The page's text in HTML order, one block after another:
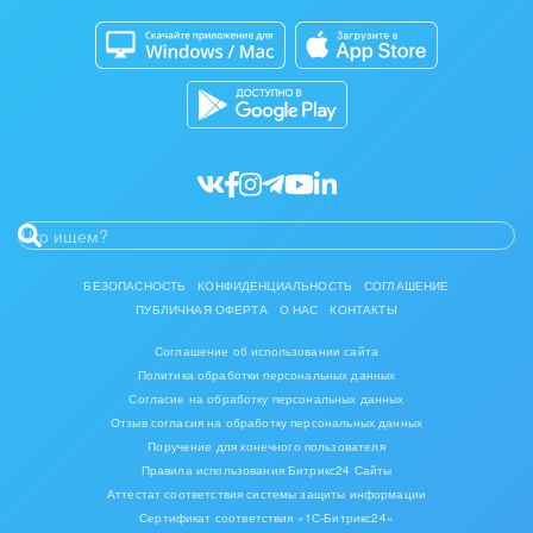
Инвестиционный бизнес
Интерьер, дизайн, декор
Консалтинговые и управленческие услуги
Мебель, лес, деревообработка
Медицина и фармацевтика
Металлургия
Кибербезопасность
Битрикс24 Маркет
Разработчикам приложений
БЕЗОПАСНОСТЬ КОНФИДЕНЦИАЛЬНОСТЬ
СОГЛАШЕНИЕ
ПУБЛИЧНАЯ ОФЕРТА
О НАС КОНТАКТЫ
Соглашение об использовании сайта
Политика обработки персональных данных
Согласие на обработку персональных данных
Отзыв согласия на обработку персональных данных
Поручение для конечного пользователя
Правила использования Битрикс24 Сайты
Аттестат соответствия системы защиты информации
Сертификат соответствия «1С-Битрикс24»